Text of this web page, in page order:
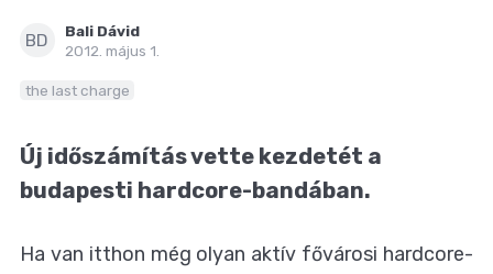
MÁSVILÁG
BD
Bali Dávid
2012. május 1.
the last charge
Új időszámítás vette kezdetét a
budapesti hardcore-bandában.
Ha van itthon még olyan aktív fővárosi hardcore-